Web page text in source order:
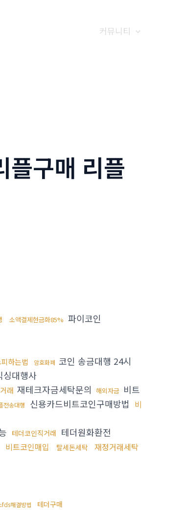
커뮤니티
구매 리플
소액결제현금화85% 파이코인
하는법 암호화폐 코인 송금대행 24시
싱대행사
래 재테크자금세탁문의 해외자금 비트
전송대행 신용카드비트코인구매방법 비
테더코인직거래 테더원화환전
비트코인매입 탈세돈세탁
재정거래세탁
fds해결방법 테더구매